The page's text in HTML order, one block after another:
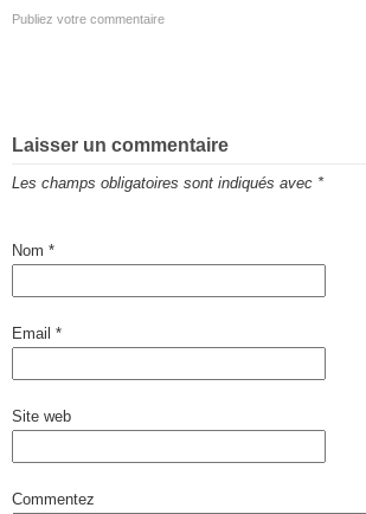
Publiez votre commentaire
Laisser un commentaire
Les champs obligatoires sont indiqués avec *
Nom *
Email *
Site web
Commentez